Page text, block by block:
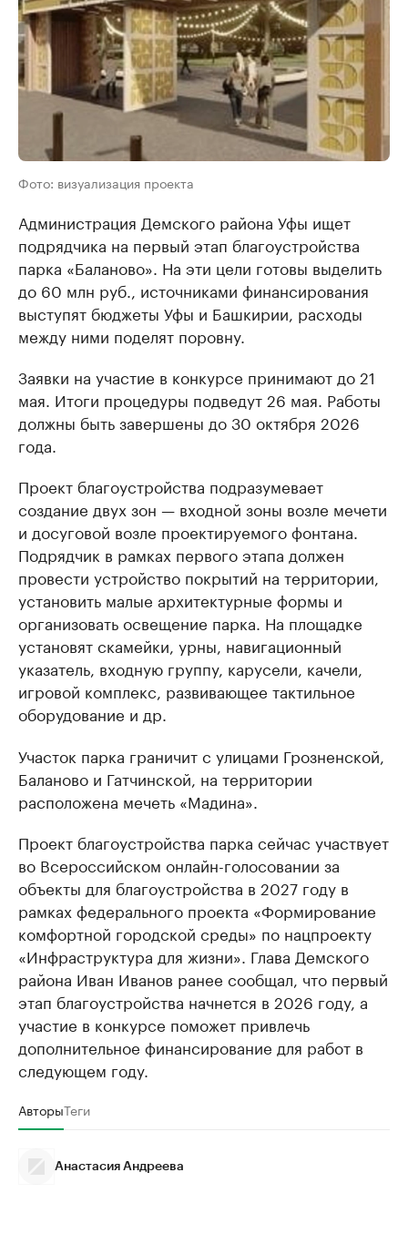
Фото: визуализация проекта
Администрация Демского района Уфы ищет
подрядчика на первый этап благоустройства
парка «Баланово». На эти цели готовы выделить
до 60 млн руб., источниками финансирования
выступят бюджеты Уфы и Башкирии, расходы
между ними поделят поровну.
Заявки на участие в конкурсе принимают до 21
мая. Итоги процедуры подведут 26 мая. Работы
должны быть завершены до 30 октября 2026
года.
Проект благоустройства подразумевает
создание двух зон — входной зоны возле мечети
и досуговой возле проектируемого фонтана.
Подрядчик в рамках первого этапа должен
провести устройство покрытий на территории,
установить малые архитектурные формы и
организовать освещение парка. На площадке
установят скамейки, урны, навигационный
указатель, входную группу, карусели, качели,
игровой комплекс, развивающее тактильное
оборудование и др.
Участок парка граничит с улицами Грозненской,
Баланово и Гатчинской, на территории
расположена мечеть «Мадина».
Проект благоустройства парка сейчас участвует
во Всероссийском онлайн-голосовании за
объекты для благоустройства в 2027 году в
рамках федерального проекта «Формирование
комфортной городской среды» по нацпроекту
«Инфраструктура для жизни». Глава Демского
района Иван Иванов ранее сообщал, что первый
этап благоустройства начнется в 2026 году, а
участие в конкурсе поможет привлечь
дополнительное финансирование для работ в
следующем году.
АвторыТеги
Анастасия Андреева